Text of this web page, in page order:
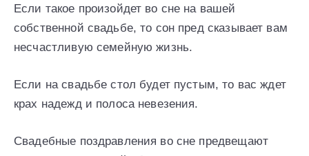
Если такое произойдет во сне на вашей
собственной свадьбе, то сон пред сказывает вам
несчастливую семейную жизнь.
Если на свадьбе стол будет пустым, то вас ждет
крах надежд и полоса невезения.
Свадебные поздравления во сне предвещают